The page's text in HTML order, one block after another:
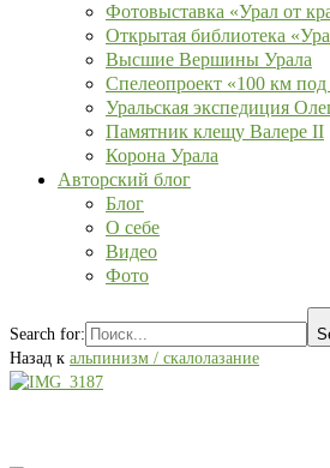
Фотовыставка «Урал от
Открытая библиотека
Высшие Вершины Урала
Спелеопроект «100 км
Уральская экспедиция
Памятник клещу Валере II
Корона Урала
Авторский блог
Блог
О себе
Видео
Фото
Search for:
Назад к альпинизм / скалолазание